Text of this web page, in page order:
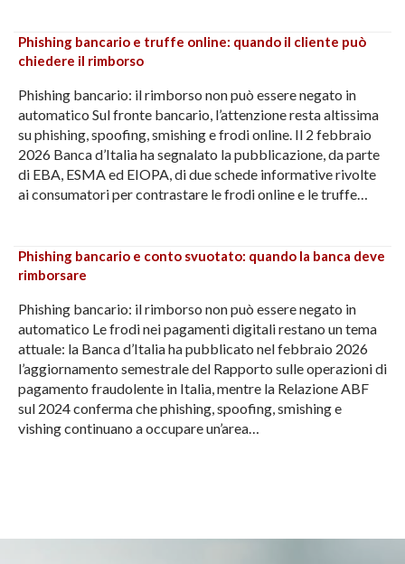
Phishing bancario e truffe online: quando il cliente può
chiedere il rimborso
Phishing bancario: il rimborso non può essere negato in
automatico Sul fronte bancario, l’attenzione resta altissima
su phishing, spoofing, smishing e frodi online. Il 2 febbraio
2026 Banca d’Italia ha segnalato la pubblicazione, da parte
di EBA, ESMA ed EIOPA, di due schede informative rivolte
ai consumatori per contrastare le frodi online e le truffe…
Phishing bancario e conto svuotato: quando la banca deve
rimborsare
Phishing bancario: il rimborso non può essere negato in
automatico Le frodi nei pagamenti digitali restano un tema
attuale: la Banca d’Italia ha pubblicato nel febbraio 2026
l’aggiornamento semestrale del Rapporto sulle operazioni di
pagamento fraudolente in Italia, mentre la Relazione ABF
sul 2024 conferma che phishing, spoofing, smishing e
vishing continuano a occupare un’area…